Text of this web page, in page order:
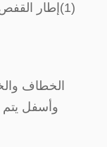
(1)
إطار
وأسفل